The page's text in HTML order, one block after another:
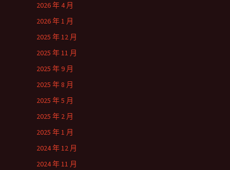
2026 年 4 月
2026 年 1 月
2025 年 12 月
2025 年 11 月
2025 年 9 月
2025 年 8 月
2025 年 5 月
2025 年 2 月
2025 年 1 月
2024 年 12 月
2024 年 11 月